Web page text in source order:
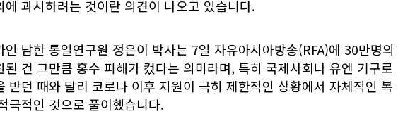
에 과시하려는 것이란 의견이 나오고 있습니다.
인 남한 통일연구원 정은이 박사는 7일 자유아시아방송(RFA)에 30만명의
된 건 그만큼 홍수 피해가 컸다는 의미라며, 특히 국제사회나 유엔 기구로
받던 때와 달리 코로나 이후 지원이 극히 제한적인 상황에서 자체적인 복
극적인 것으로 풀이했습니다.